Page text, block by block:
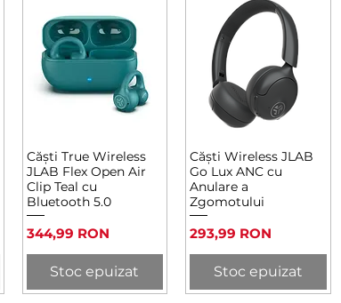
Afișare rapidă
Căști True Wireless
JLAB Flex Open Air
Clip Teal cu
Bluetooth 5.0
Preț
344,99 RON
Stoc epuizat
Afișare rapidă
Căști Wireless JLAB
Go Lux ANC cu
Anulare a
Zgomotului
Preț
293,99 RON
Stoc epuizat